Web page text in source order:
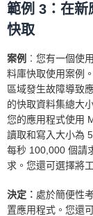
範例 3：在新
快取
案例 ︰您有一個使
料庫快取使用案例
區域發生故障導致
的快取資料集總大
您的應用程式使用
讀取和寫入大小為
每秒 100,000 個請
求。您還可選擇將
決定︰ 處於簡便性
置應用程式。您還